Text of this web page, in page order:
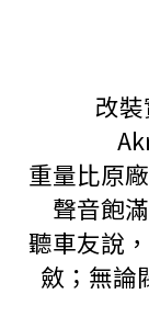
改
重量比原
聲音飽
聽車友說
斂；無論